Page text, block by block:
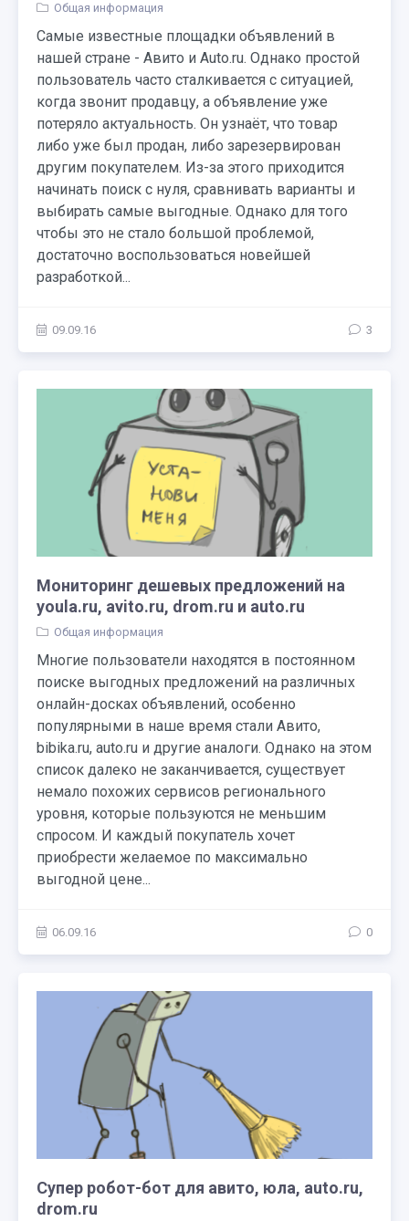
Общая информация
Самые известные площадки объявлений в
нашей стране - Авито и Auto.ru. Однако простой
пользователь часто сталкивается с ситуацией,
когда звонит продавцу, а объявление уже
потеряло актуальность. Он узнаёт, что товар
либо уже был продан, либо зарезервирован
другим покупателем. Из-за этого приходится
начинать поиск с нуля, сравнивать варианты и
выбирать самые выгодные. Однако для того
чтобы это не стало большой проблемой,
достаточно воспользоваться новейшей
разработкой...
09.09.16 3
Мониторинг дешевых предложений на
youla.ru, avito.ru, drom.ru и auto.ru
Общая информация
Многие пользователи находятся в постоянном
поиске выгодных предложений на различных
онлайн-досках объявлений, особенно
популярными в наше время стали Авито,
bibika.ru, auto.ru и другие аналоги. Однако на этом
список далеко не заканчивается, существует
немало похожих сервисов регионального
уровня, которые пользуются не меньшим
спросом. И каждый покупатель хочет
приобрести желаемое по максимально
выгодной цене...
06.09.16 0
Супер робот-бот для авито, юла, auto.ru,
drom.ru